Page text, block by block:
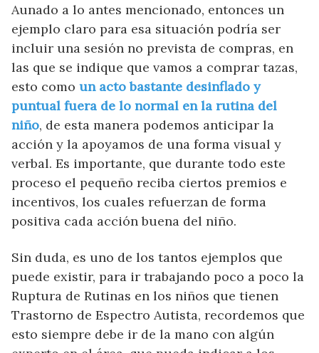
Aunado a lo antes mencionado, entonces un
ejemplo claro para esa situación podría ser
incluir una sesión no prevista de compras, en
las que se indique que vamos a comprar tazas,
esto como un acto bastante desinflado y
puntual fuera de lo normal en la rutina del
niño, de esta manera podemos anticipar la
acción y la apoyamos de una forma visual y
verbal. Es importante, que durante todo este
proceso el pequeño reciba ciertos premios e
incentivos, los cuales refuerzan de forma
positiva cada acción buena del niño.
Sin duda, es uno de los tantos ejemplos que
puede existir, para ir trabajando poco a poco la
Ruptura de Rutinas en los niños que tienen
Trastorno de Espectro Autista, recordemos que
esto siempre debe ir de la mano con algún